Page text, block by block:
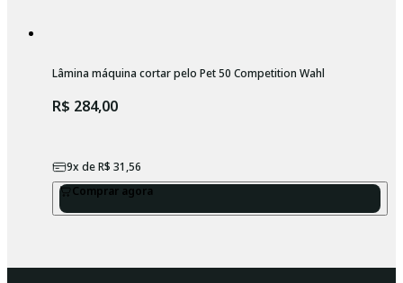
Lâmina máquina cortar pelo Pet 50 Competition Wahl
R$ 284,00
9x deR$ 31,56
Comprar agora